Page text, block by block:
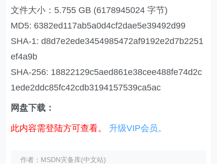
文件大小：5.755 GB (6178945024 字节)
MD5: 6382ed117ab5a0d4cf2dae5e39492d99
SHA-1: d8d7e2ede3454985472af9192e2d7b2251
ef4a9b
SHA-256: 18822129c5aed861e38cee488fe74d2c
1ede2ddc85fc42cdb3194157539ca5ac
网盘下载：
此内容需登陆方可查看。 升级VIP会员。
作者：MSDN灾备库(中文站)